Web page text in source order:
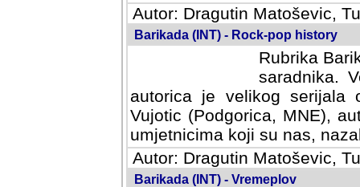
Autor: Dragutin Matoševic,
Barikada (INT) - Rock-pop history
Rubrika
saradnika.
autorica je velikog serijala
Vujotic (Podgorica, MNE),
umjetnicima koji su nas,
Autor: Dragutin Matoševic,
Barikada (INT) - Vremeplov